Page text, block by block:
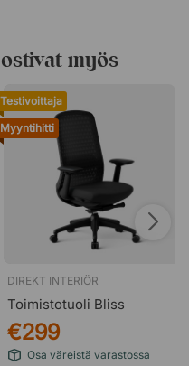
myös
Testivoittaja
Myyntihitti
DIREKT INTERIÖR
Toimistotuoli Bliss
€299
Osa väreistä varastossa